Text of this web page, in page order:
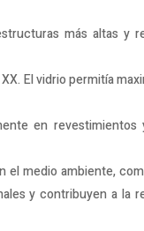
más altas y
El vidrio permitía
en revestimientos
medio ambiente,
y contribuyen a la